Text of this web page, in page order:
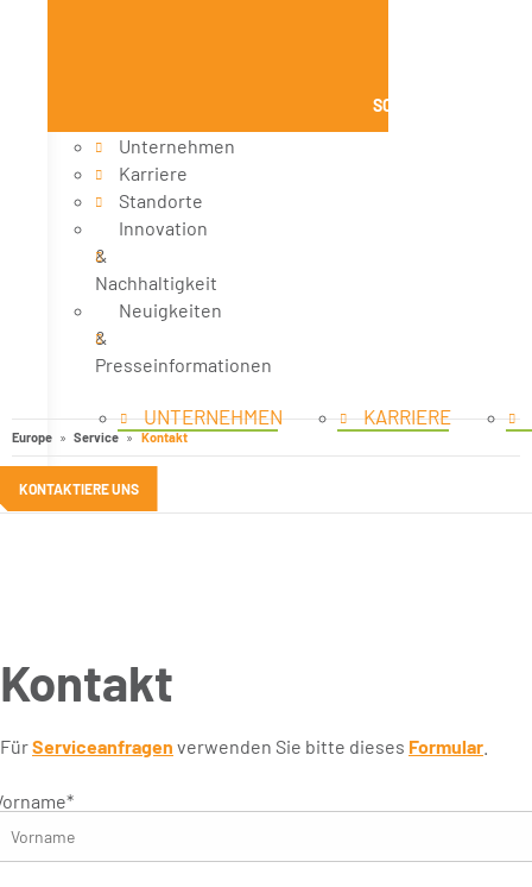
SCHLIESSE ÜBER UNS
Unternehmen
Karriere
Standorte
Innovation
&
Nachhaltigkeit
Neuigkeiten
&
Presseinformationen
UNTERNEHMEN KARRIERE
KONTAKTIERE UNS
Europe Service Kontakt
Kontakt
FürServiceanfragen verwenden Sie bitte dieses Formular
*